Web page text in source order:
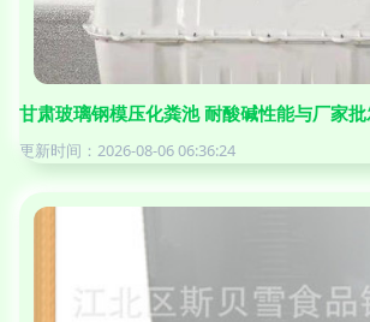
甘肃玻璃钢模压化粪池 耐酸碱性能与厂家
更新时间：2026-08-06 06:36:24